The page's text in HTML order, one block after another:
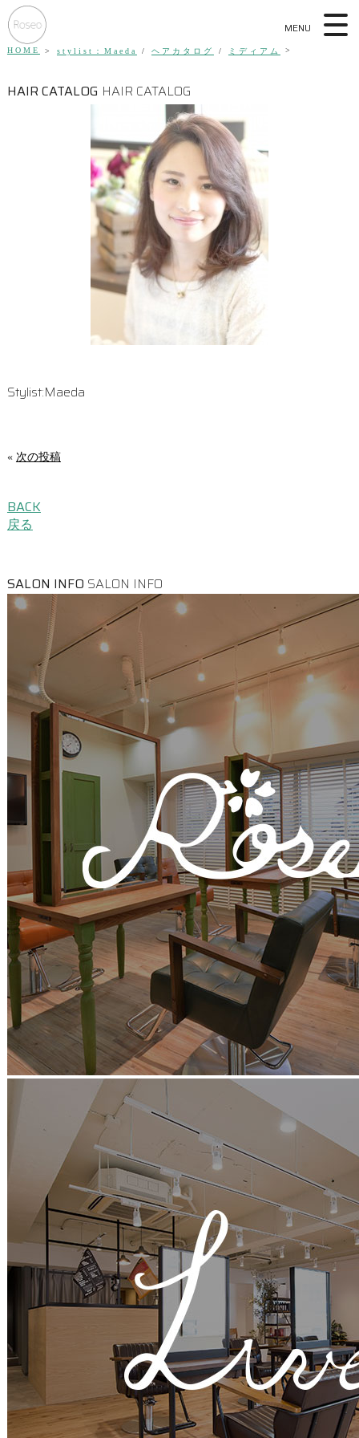
MENU
HOME stylist：Maeda / ヘアカタログ / ミディアム
HAIR CATALOG HAIR CATALOG
Stylist:Maeda
« 次の投稿
BACK
戻る
SALON INFO SALON INFO